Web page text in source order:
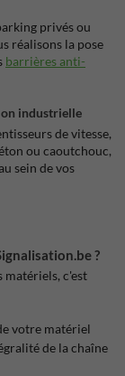
privés ou
réalisons la pose
barrières anti-
industrielle
de vitesse,
ou caoutchouc,
sein de vos
?
matériels, c'est
votre matériel
de la chaîne